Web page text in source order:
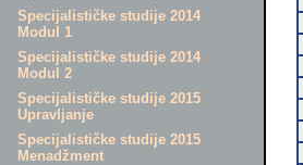
Specijalističke studije 2014
Modul 1
Specijalističke studije 2014
Modul 2
Specijalističke studije 2015
Upravljanje
Specijalističke studije 2015
Menadžment